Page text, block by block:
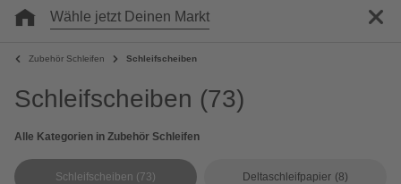
Wähle jetzt Deinen Markt
Zubehör Schleifen Schleifscheiben
Schleifscheiben (73)
Alle Kategorien in Zubehör Schleifen
Schleifscheiben (73) Deltaschleifpapier (8)